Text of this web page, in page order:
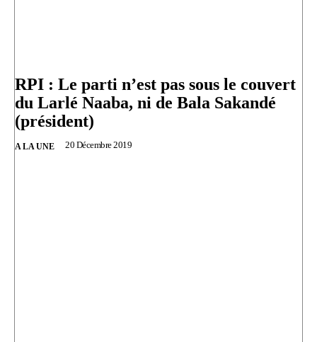
RPI : Le parti n’est pas sous le couvert
du Larlé Naaba, ni de Bala Sakandé
(président)
A LA UNE 20 Décembre 2019